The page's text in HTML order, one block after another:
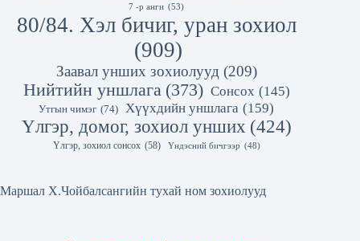
7 -р анги (53)
80/84. Хэл бичиг, уран зохиол
(909)
Заавал унших зохиолууд (209)
Нийтийн уншлага (373) Сонсох (145)
Утгын чимэг (74) Хүүхдийн уншлага (159)
Үлгэр, домог, зохиол унших (424)
Үлгэр, зохиол сонсох (58) Үндэсний бичгээр (48)
Маршал Х.Чойбалсангийн тухай ном зохиолууд